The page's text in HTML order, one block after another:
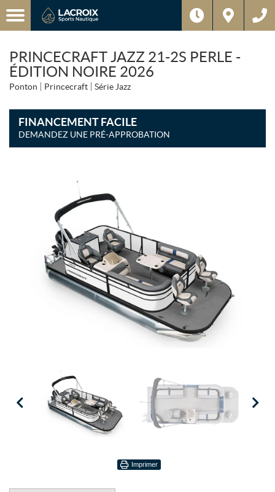
PRINCECRAFT JAZZ 21-2S PERLE -
ÉDITION NOIRE 2026
Ponton Princecraft Série Jazz
FINANCEMENT FACILE
DEMANDEZ UNE PRÉ-APPROBATION
Imprimer